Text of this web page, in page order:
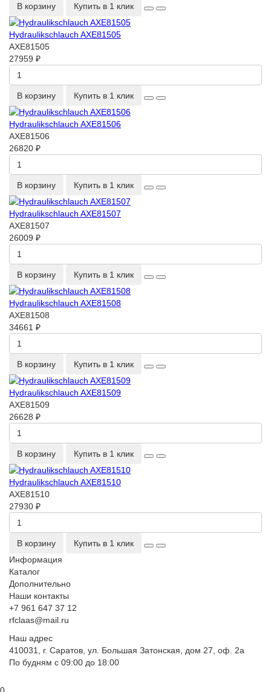
В корзину Купить в 1 клик
Hydraulikschlauch AXE81505
AXE81505
27959 ₽
В корзину Купить в 1 клик
Hydraulikschlauch AXE81506
AXE81506
26820 ₽
В корзину Купить в 1 клик
Hydraulikschlauch AXE81507
AXE81507
26009 ₽
В корзину Купить в 1 клик
Hydraulikschlauch AXE81508
AXE81508
34661 ₽
В корзину Купить в 1 клик
Hydraulikschlauch AXE81509
AXE81509
26628 ₽
В корзину Купить в 1 клик
Hydraulikschlauch AXE81510
AXE81510
27930 ₽
В корзину
Купить в 1 клик
Информация
Каталог
Дополнительно
Наши контакты
+7 961 647 37 12
rfclaas@mail.ru
Наш адрес
410031, г. Саратов, ул. Большая Затонская, дом 27, оф. 2а
По будням с 09:00 до 18:00